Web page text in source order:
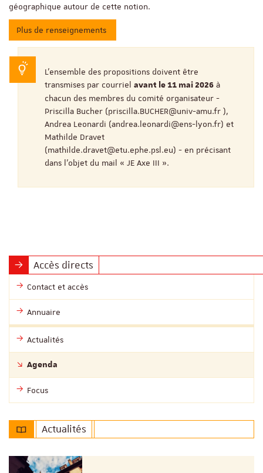
géographique autour de cette notion.
Plus de renseignements
L’ensemble des propositions doivent être
transmises par courriel avant le 11 mai 2026 à
chacun des membres du comité organisateur -
Priscilla Bucher (priscilla.BUCHER@univ-amu.fr ),
Andrea Leonardi (andrea.leonardi@ens-lyon.fr) et
Mathilde Dravet
(mathilde.dravet@etu.ephe.psl.eu) - en précisant
dans l’objet du mail « JE Axe III ».
Accès directs
Contact et accès
Annuaire
Actualités
Agenda
Focus
Actualités